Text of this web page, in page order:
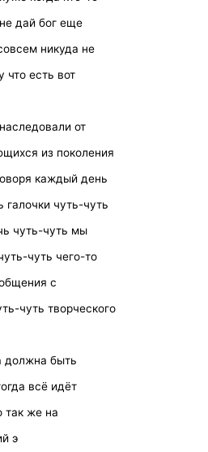
дай бог еще
никуда не
что есть вот
от
из поколения
каждый день
чуть-чуть
чуть-чуть мы
чуть чего-то
с
чуть творческого
должна быть
всё идёт
так же на
э